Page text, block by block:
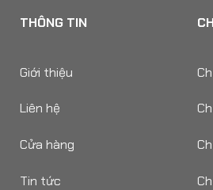
THÔNG TIN
Giới thiệu
Liên hệ
Cửa hàng
Tin tức